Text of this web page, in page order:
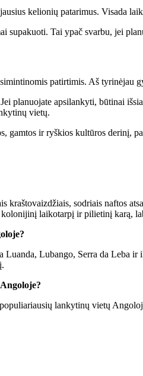
kelionių patarimus. Visada
supakuoti. Tai ypač svarbu, jei
patirtimis. Aš tyrinėjau
planuojate apsilankyti, būtinai
vietų.
gamtos ir ryškios kultūros derinį,
kraštovaizdžiais, sodriais naftos
laikotarpį ir pilietinį karą,
Lubango, Serra da Leba
lankytinų vietų